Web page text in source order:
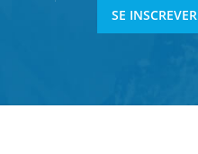
SE INSCREVER